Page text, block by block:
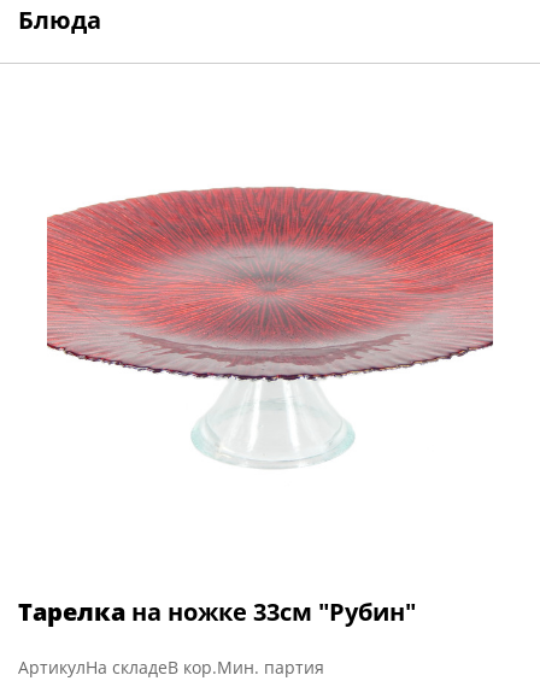
Блюда
Тарелка на ножке 33см "Рубин"
АртикулНа складеВ кор.Мин. партия